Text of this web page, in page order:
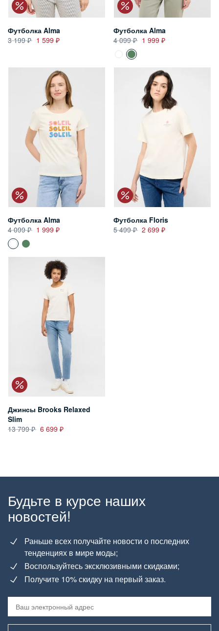
Футболка Alma
3 199
1 599
Футболка Alma
4 099
1 999
Футболка Alma
4 099
1 999
Футболка Floris
5 499
2 699
Джинсы Brooks Relaxed
Slim
13 799
6 699
Будьте в курсе наших
новостей!
Раньше всех получайте новости о последних
тенденциях в мире моды;
Воспользуйтесь эксклюзивными скидками;
Получите 10% скидку на первый заказ.